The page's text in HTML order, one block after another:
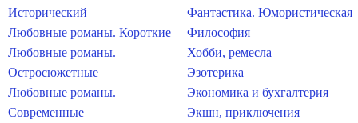
Исторический
Любовные романы. Короткие
Любовные романы.
Остросюжетные
Любовные романы.
Современные
Фантастика. Юмористическая
Философия
Хобби, ремесла
Эзотерика
Экономика и бухгалтерия
Экшн, приключения